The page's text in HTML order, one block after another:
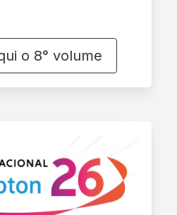
o 8° volume